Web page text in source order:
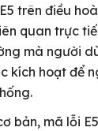
trên điều
quan trực
mà người
kích hoạt để
bản, mã lỗi